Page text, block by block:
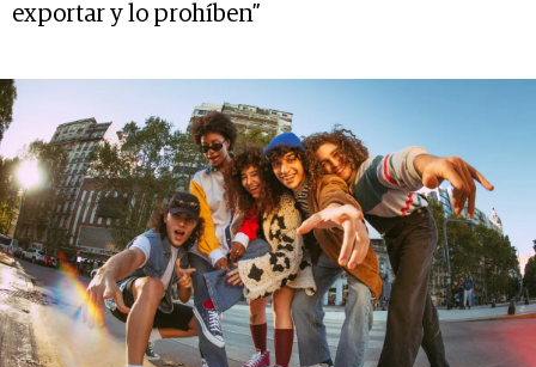
exportar y lo prohíben”